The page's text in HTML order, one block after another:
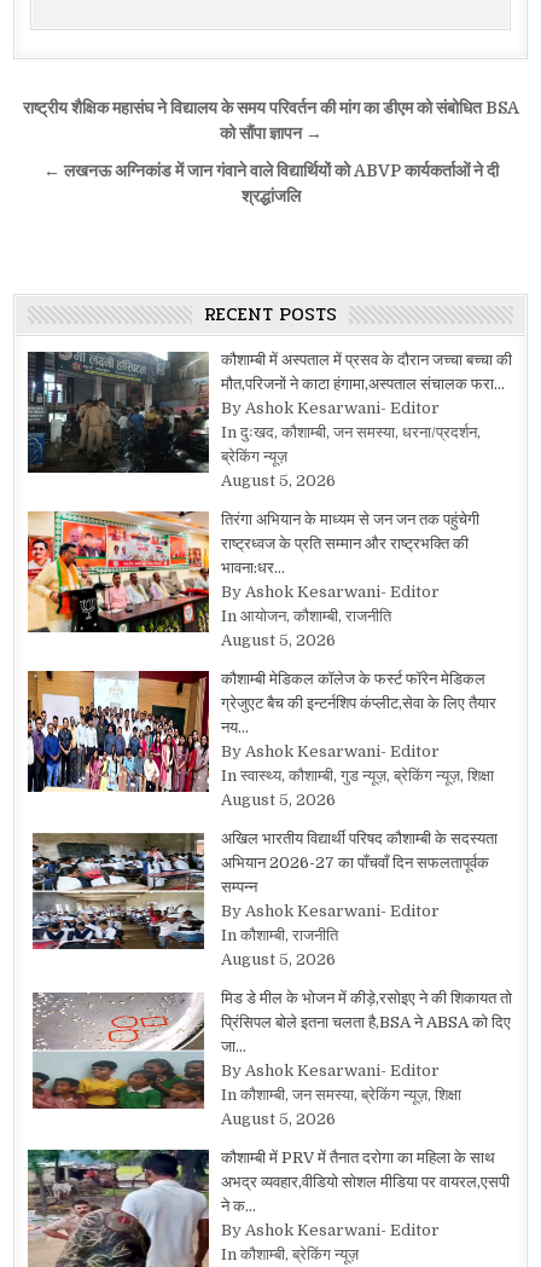
Post
राष्ट्रीय शैक्षिक महासंघ ने विद्यालय के समय परिवर्तन की मांग का डीएम को संबोधित BSA
को सौंपा ज्ञापन →
← लखनऊ अग्निकांड में जान गंवाने वाले विद्यार्थियों को ABVP कार्यकर्ताओं ने दी
श्रद्धांजलि
RECENT POSTS
कौशाम्बी में अस्पताल में प्रसव के दौरान जच्चा बच्चा की
मौत,परिजनों ने काटा हंगामा,अस्पताल संचालक फरा…
By Ashok Kesarwani- Editor
In दुःखद, कौशाम्बी, जन समस्या, धरना/प्रदर्शन,
ब्रेकिंग न्यूज़
August 5, 2026
तिरंगा अभियान के माध्यम से जन जन तक पहुंचेगी
राष्ट्रध्वज के प्रति सम्मान और राष्ट्रभक्ति की
भावना:धर…
By Ashok Kesarwani- Editor
In आयोजन, कौशाम्बी, राजनीति
August 5, 2026
कौशाम्बी मेडिकल कॉलेज के फर्स्ट फॉरेन मेडिकल
ग्रेजुएट बैच की इन्टर्नशिप कंप्लीट,सेवा के लिए तैयार
नय…
By Ashok Kesarwani- Editor
In स्वास्थ्य, कौशाम्बी, गुड न्यूज़, ब्रेकिंग न्यूज़, शिक्षा
August 5, 2026
अखिल भारतीय विद्यार्थी परिषद कौशाम्बी के सदस्यता
अभियान 2026-27 का पाँचवाँ दिन सफलतापूर्वक
सम्पन्न
By Ashok Kesarwani- Editor
In कौशाम्बी, राजनीति
August 5, 2026
मिड डे मील के भोजन में कीड़े,रसोइए ने की शिकायत तो
प्रिंसिपल बोले इतना चलता है,BSA ने ABSA को दिए
जा…
By Ashok Kesarwani- Editor
In कौशाम्बी, जन समस्या, ब्रेकिंग न्यूज़, शिक्षा
August 5, 2026
कौशाम्बी में PRV में तैनात दरोगा का महिला के साथ
अभद्र व्यवहार,वीडियो सोशल मीडिया पर वायरल,एसपी
ने क…
By Ashok Kesarwani- Editor
In कौशाम्बी, ब्रेकिंग न्यूज़